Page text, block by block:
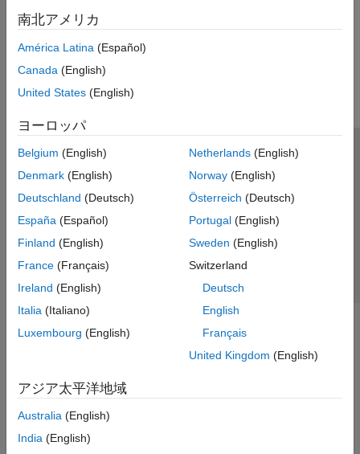
Multichannel Audio Input and Output
Periodic Waveform Generation
Simultaneous and Synchronized
Operations
Simulink Data Acquisition
Troubleshooting in Data Acquisition
Toolbox
Hardware
Image Acquisition Toolbox
Industrial Communication Toolbox
Instrument Control Toolbox
ThingSpeak
Vehicle Network Toolbox
南北アメリカ
América Latina (Español)
Canada (English)
United States (English)
ヨーロッパ
Belgium (English)
Denmark (English)
Deutschland (Deutsch)
España (Español)
Finland (English)
France (Français)
Ireland (English)
Italia (Italiano)
Luxembourg (English)
Netherlands(English)
Norway(English)
Österreich (Deutsch)
Portugal(English)
Sweden (English)
Switzerland
Deutsch
English
Français
United Kingdom (English)
アジア太平洋地域
Australia (English)
India (English)
トラストセンター
プライバシー ポリシー
違法コピー防止
アプリケーション ステータス
© 1994-2026 The MathWorks, Inc.